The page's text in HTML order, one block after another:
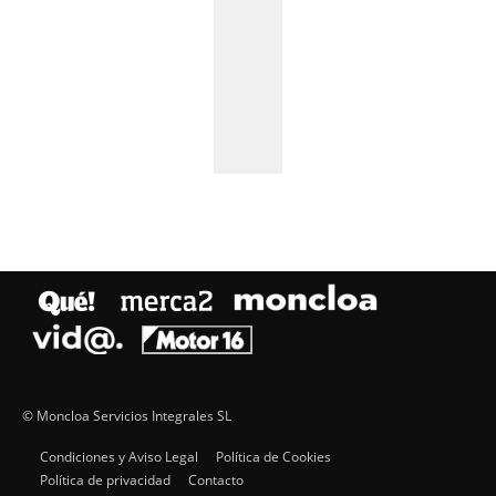
© Moncloa Servicios Integrales SL
Condiciones y Aviso Legal
Política de Cookies
Política de privacidad
Contacto